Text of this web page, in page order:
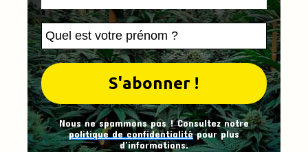
Nous ne spammons pas ! Consultez notre
politique de confidentialitépour plus
d’informations.